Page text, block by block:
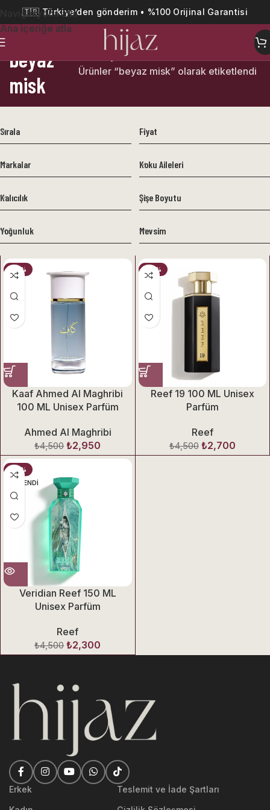
Navigasyona atla
Ana içeriğe atla
🇹🇷 Türkiye’den gönderim • %100 Orijinal Garantisi
beyaz
misk
Ana Sayfa
Ürünler “beyaz misk” olarak etiketlendi
Sırala Fiyat
Markalar Koku Aileleri
Kalıcılık Şişe Boyutu
Yoğunluk Mevsim
-34%
Kaaf Ahmed Al Maghribi
100 ML Unisex Parfüm
Ahmed Al Maghribi
₺4,500 ₺2,950
-40%
Reef 19 100 ML Unisex
Parfüm
Reef
₺4,500 ₺2,700
-49%
TÜKENDI
Veridian Reef 150 ML
Unisex Parfüm
Reef
₺4,500 ₺2,300
Erkek
Teslemit ve İade Şartları